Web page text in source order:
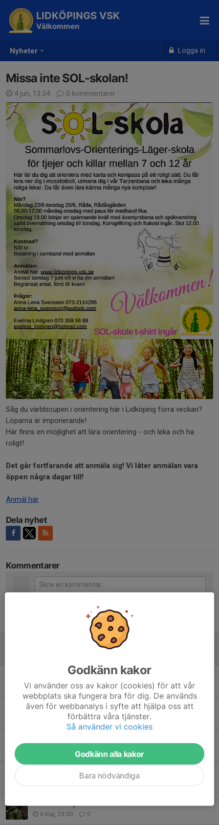
Nyheter Logga in
LIDKÖPINGS VSK
Välkommen
Missa inte SOL-skolan!
4 jun, 13:34 0 kommentarer
Såg du världscupen i orientering här i Lidköping förra veckan?
Löparna är imponerande!
Här finns en möjlighet att lära orientering - och leka och ha
roligt!
Det går fortfarande att anmäla sig! Vi låter anmälan vara
öppen några dagar till!
Anmäl här
Dela nyhet
Kommentarer
Missa inte SOL-skolan!
Världscupen i orientering 2026 -Succe i Lidköping
29 maj, 10:45 0
Världscupen i orientering 2026
26 maj, 10:33 0
16 maj, 09:39 0
Stötta Lidköpings VSK
Hemvärnet på besök i Råda
4 maj, 23:00 0
Godkänn kakor
Vi använder oss av kakor (cookies) för att vår
webbplats ska fungera bra för dig. De används
även för webbanalys i syfte att hjälpa oss att
förbättra våra tjänster.
Så använder vi cookies
Godkänn alla kakor
Bara nödvändiga